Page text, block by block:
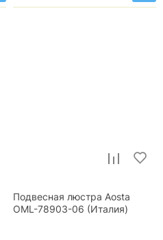
Подвесная люстра Aosta
OML-78903-06 (Италия)